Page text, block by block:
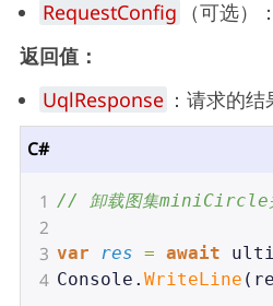
RequestConfig
（可选）
返回值：
UqlResponse ：请求的结
C#
1 // 卸载图集miniCircle
2
3 var res = await
4 Console . WriteLine (